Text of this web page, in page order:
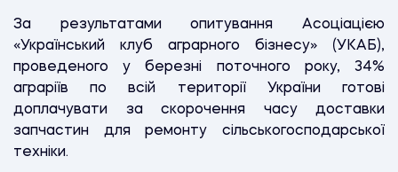
За результатами опитування Асоціацією
«Український клуб аграрного бізнесу» (УКАБ),
проведеного у березні поточного року, 34%
аграріїв по всій території України готові
доплачувати за скорочення часу доставки
запчастин для ремонту сільськогосподарської
техніки.